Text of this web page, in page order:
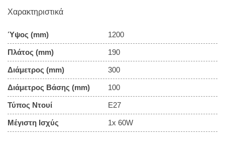
Χαρακτηριστικά
Ύψος (mm) 1200
Πλάτος (mm) 190
Διάμετρος (mm) 300
Διάμετρος Βάσης (mm) 100
Τύπος Ντουί E27
Μέγιστη Ισχύς 1x 60W